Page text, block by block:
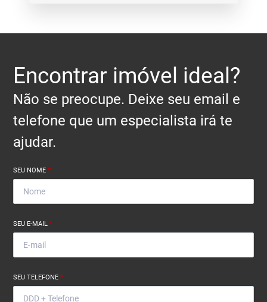
Encontrar imóvel ideal?
Não se preocupe. Deixe seu email e
telefone que um especialista irá te
ajudar.
SEU NOME*
SEU E-MAIL*
SEU TELEFONE*